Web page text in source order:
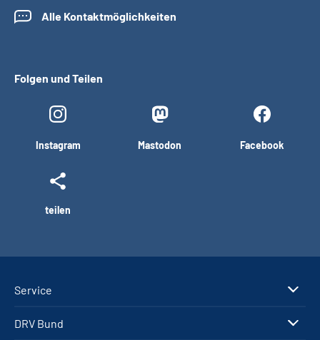
Alle Kontaktmöglichkeiten
Folgen und Teilen
Instagram Mastodon Facebook
teilen
Service
DRV Bund